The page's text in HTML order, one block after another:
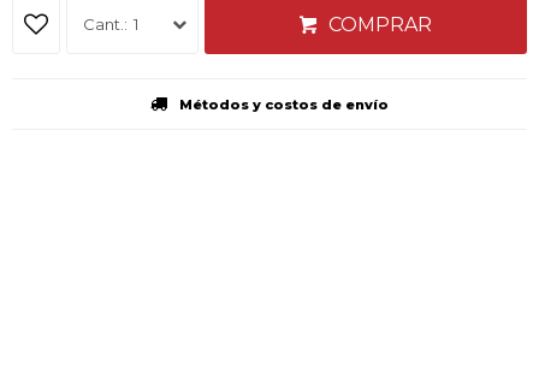
1 COMPRAR
Métodos y costos de envío